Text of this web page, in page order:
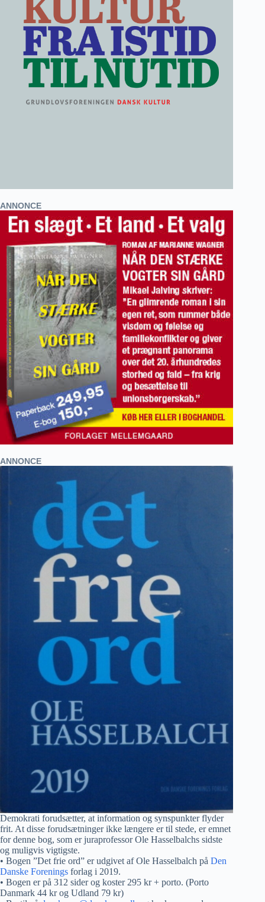
ANNONCE
ANNONCE
Demokrati forudsætter, at information og synspunkter flyder
frit. At disse forudsætninger ikke længere er til stede, er emnet
for denne bog, som er juraprofessor Ole Hasselbalchs sidste
og muligvis vigtigste.
• Bogen ”Det frie ord” er udgivet af Ole Hasselbalch på Den
Danske Forenings forlag i 2019.
• Bogen er på 312 sider og koster 295 kr + porto. (Porto
Danmark 44 kr og Udland 79 kr)